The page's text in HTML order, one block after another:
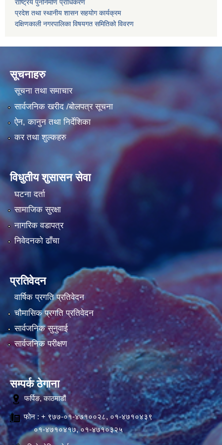
राष्ट्रिय पुनर्निर्माण प्राधिकरण
प्रदेश तथा स्थानीय शासन सहयोग कार्यक्रम
दक्षिणकाली नगरपालिका विषयगत समितिको विवरण
सूचनाहरु
सूचना तथा समाचार
सार्वजनिक खरीद /बोलपत्र सूचना
ऐन, कानुन तथा निर्देशिका
कर तथा शुल्कहरु
विधुतीय शुसासन सेवा
घटना दर्ता
सामाजिक सुरक्षा
नागरिक वडापत्र
निवेदनको ढाँचा
प्रतिवेदन
वार्षिक प्रगति प्रतिवेदन
चौमासिक प्रगति प्रतिवेदन
सार्वजनिक सुनुवाई
सार्वजनिक परीक्षण
सम्पर्क ठेगाना
फर्पिङ, काठमाडौं
फोन : + ९७७-०१-४७१००२८, ०१-४७१०४३९
०१-४७१०४१७, ०१-४७१०३२५